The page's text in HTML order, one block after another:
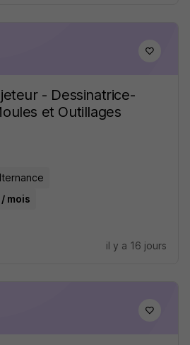
- Dessinatrice-
et Outillages
mois
il y a 16 jours